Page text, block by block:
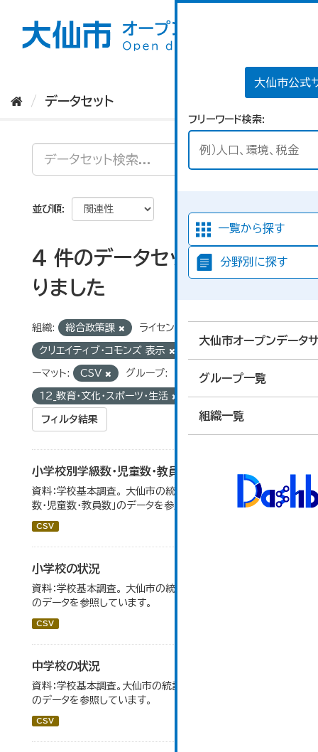
大仙市公式
フリーワード検索
一覧から探す
分野別に探す
大仙市オープンデータ
グループ一覧
組織一覧
データセット
並び順
4 件のデータセットが見つか
りました
組織: 総合政策課 ライセンス:
クリエイティブ・コモンズ 表示
ーマット: CSV グループ:
12_教育・文化・スポーツ・生活
フィルタ結果
小学校別学級数・児童数・教員数
資料：学校基本調査。 大仙市の統計「14-4 小学校別学級
数・児童数・教員数」のデータを参照しています。
CSV
小学校の状況
資料：学校基本調査。 大仙市の統計「14-3 小学校の状況」
のデータを参照しています。
CSV
中学校の状況
資料：学校基本調査。大仙市の統計「14-5 中学校の状況」
のデータを参照しています。
CSV